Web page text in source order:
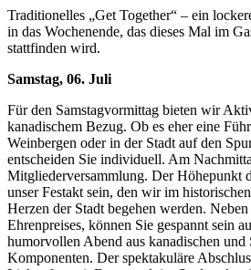
Traditionelles „Get Together“ – ein
in das Wochenende, das dieses Mal im
stattfinden wird.
Samstag, 06. Juli
Für den Samstagvormittag bieten wir
kanadischem Bezug. Ob es eher eine
Weinbergen oder in der Stadt auf den
entscheiden Sie individuell. Am
Mitgliederversammlung. Der Höhepunkt
unser Festakt sein, den wir im
Herzen der Stadt begehen werden.
Ehrenpreises, können Sie gespannt sein
humorvollen Abend aus kanadischen
Komponenten. Der spektakuläre